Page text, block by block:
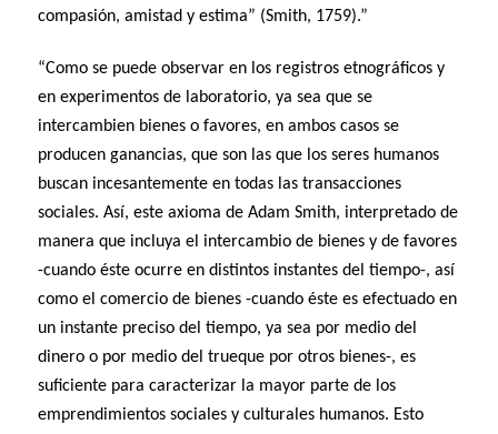
compasión, amistad y estima” (Smith, 1759).”
“Como se puede observar en los registros etnográficos y
en experimentos de laboratorio, ya sea que se
intercambien bienes o favores, en ambos casos se
producen ganancias, que son las que los seres humanos
buscan incesantemente en todas las transacciones
sociales. Así, este axioma de Adam Smith, interpretado de
manera que incluya el intercambio de bienes y de favores
-cuando éste ocurre en distintos instantes del tiempo-, así
como el comercio de bienes -cuando éste es efectuado en
un instante preciso del tiempo, ya sea por medio del
dinero o por medio del trueque por otros bienes-, es
suficiente para caracterizar la mayor parte de los
emprendimientos sociales y culturales humanos. Esto